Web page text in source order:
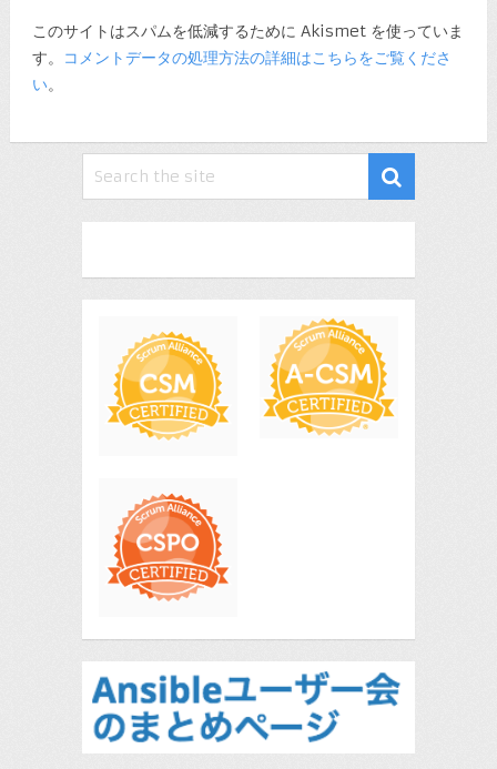
このサイトはスパムを低減するために Akismet を使っていま
す。
コメントデータの処理方法の詳細はこちらをご覧くださ
い。